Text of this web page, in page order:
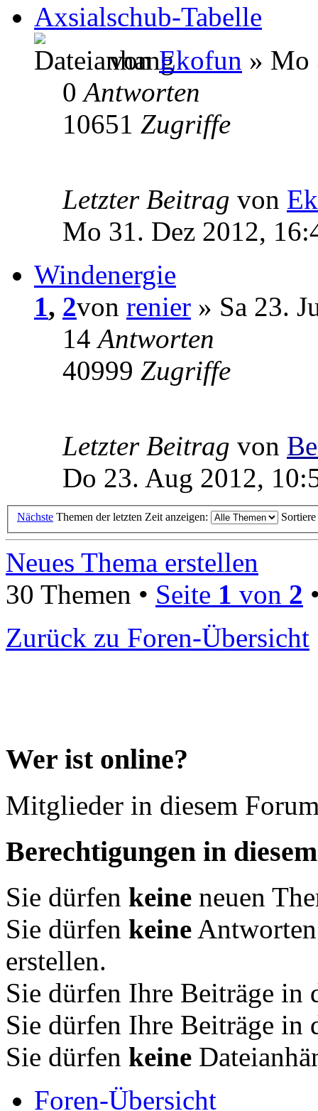
Axsialschub-Tabelle
vonEkofun » Mo
0Antworten
10651 Zugriffe
Letzter Beitrag von
Mo 31. Dez 2012,
Windenergie
1, 2von renier » Sa 23.
14Antworten
40999 Zugriffe
Letzter Beitrag von
Do 23. Aug 2012,
Nächste Themen der letzten Zeit anzeigen:
Neues Thema erstellen
30 Themen • Seite 1 von 2
Zurück zu Foren-Übersicht
Wer ist online?
Mitglieder in diesem
Berechtigungen in
Sie dürfen keine neuen
Sie dürfen keine
erstellen.
Sie dürfen Ihre Beiträge in
Sie dürfen Ihre Beiträge in
Sie dürfen keine
Foren-Übersicht